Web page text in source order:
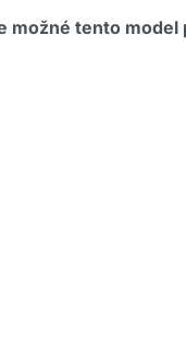
možné tento